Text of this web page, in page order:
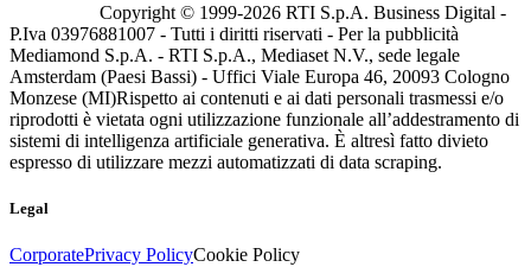
Copyright © 1999-2026 RTI S.p.A. Business Digital -
P.Iva 03976881007 - Tutti i diritti riservati - Per la pubblicità
Mediamond S.p.A. - RTI S.p.A., Mediaset N.V., sede legale
Amsterdam (Paesi Bassi) - Uffici Viale Europa 46, 20093 Cologno
Monzese (MI)Rispetto ai contenuti e ai dati personali trasmessi e/o
riprodotti è vietata ogni utilizzazione funzionale all’addestramento di
sistemi di intelligenza artificiale generativa. È altresì fatto divieto
espresso di utilizzare mezzi automatizzati di data scraping.
Legal
CorporatePrivacy PolicyCookie Policy